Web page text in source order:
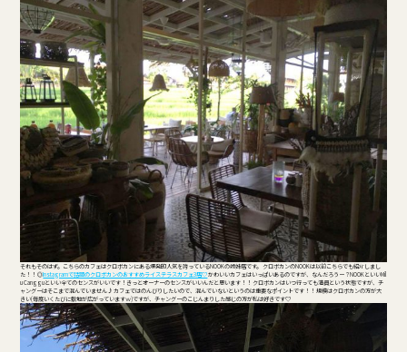
それもそのはず。こちらのカフェはクロボカンにある爆発的人気を誇っているNOOKの姉妹店です。 クロボカンのNOOKは以前こちらでも紹介しまし
た！！ ◎Instagramで話題のクロボカンのおすすめライステラスカフェ3店♡かわいいカフェはいっぱいあるのですが、なんだろうー？NOOKといいMil
u Cangguといい全てのセンスがいいです！きっとオーナーのセンスがいいんだと思います！！ クロボカンはいつ行っても満員という状態ですが、チ
ャングーはそこまで混んでいません♪ カフェではのんびりしたいので、混んでいないというのは重要なポイントです！！ 規模はクロボカンの方が大
きい(毎度いくたびに敷地が広がっていますｗ)ですが、チャングーのこじんまりした感じの方が私は好きです♡